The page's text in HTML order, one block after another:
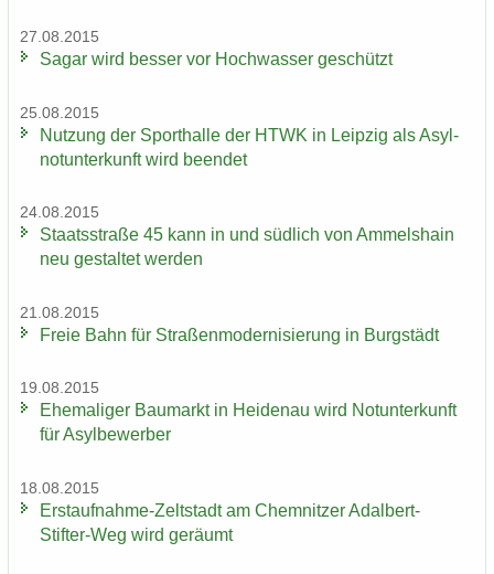
27.08.2015
Sagar wird bes­ser vor Hoch­was­ser ge­schützt
25.08.2015
Nut­zung der Sport­hal­le der HTWK in Leip­zig als Asyl­
not­un­ter­kunft wird be­en­det
24.08.2015
Staats­stra­ße 45 kann in und süd­lich von Am­mels­hain
neu ge­stal­tet wer­den
21.08.2015
Freie Bahn für Stra­ßen­mo­der­ni­sie­rung in Burg­städt
19.08.2015
Ehe­ma­li­ger Bau­markt in Hei­den­au wird Not­un­ter­kunft
für Asyl­be­wer­ber
18.08.2015
Erstaufnahme-​Zeltstadt am Chem­nit­zer Adalbert-​
Stifter-Weg wird ge­räumt